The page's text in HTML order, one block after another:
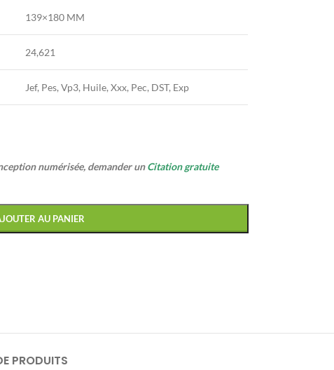
139×180 MM
24,621
Jef, Pes, Vp3, Huile, Xxx, Pec, DST, Exp
numérisée, demander unCitation gratuite
AU PANIER
PRODUITS